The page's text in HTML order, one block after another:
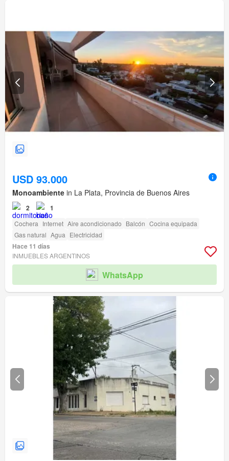
USD 93.000
Monoambiente in La Plata, Provincia de Buenos Aires
2 1
Cochera Internet Aire acondicionado Balcón Cocina equipada
Gas natural Agua Electricidad
Hace 11 días
INMUEBLES ARGENTINOS
WhatsApp